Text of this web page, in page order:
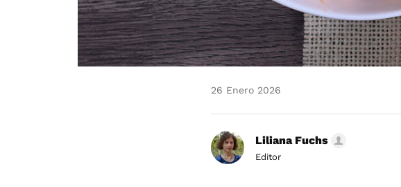
26 Enero 2026
Liliana Fuchs
Editor